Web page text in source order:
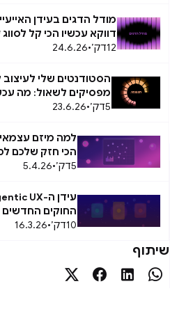
מודל הדגים בעידן
דווקא עכשיו הכי קל לסווג
12דק׳•
24.6.26
הסטודנטים שלי לעיצוב
מפסיקים לשאול: מה
5דק׳•
23.6.26
למה מיזם
הכי חזק שלכם
המשרה הבאה
5דק׳•
5.4.26
החוקים החדשים
Experience (AX)
10דק׳•
16.3.26
שיתוף



